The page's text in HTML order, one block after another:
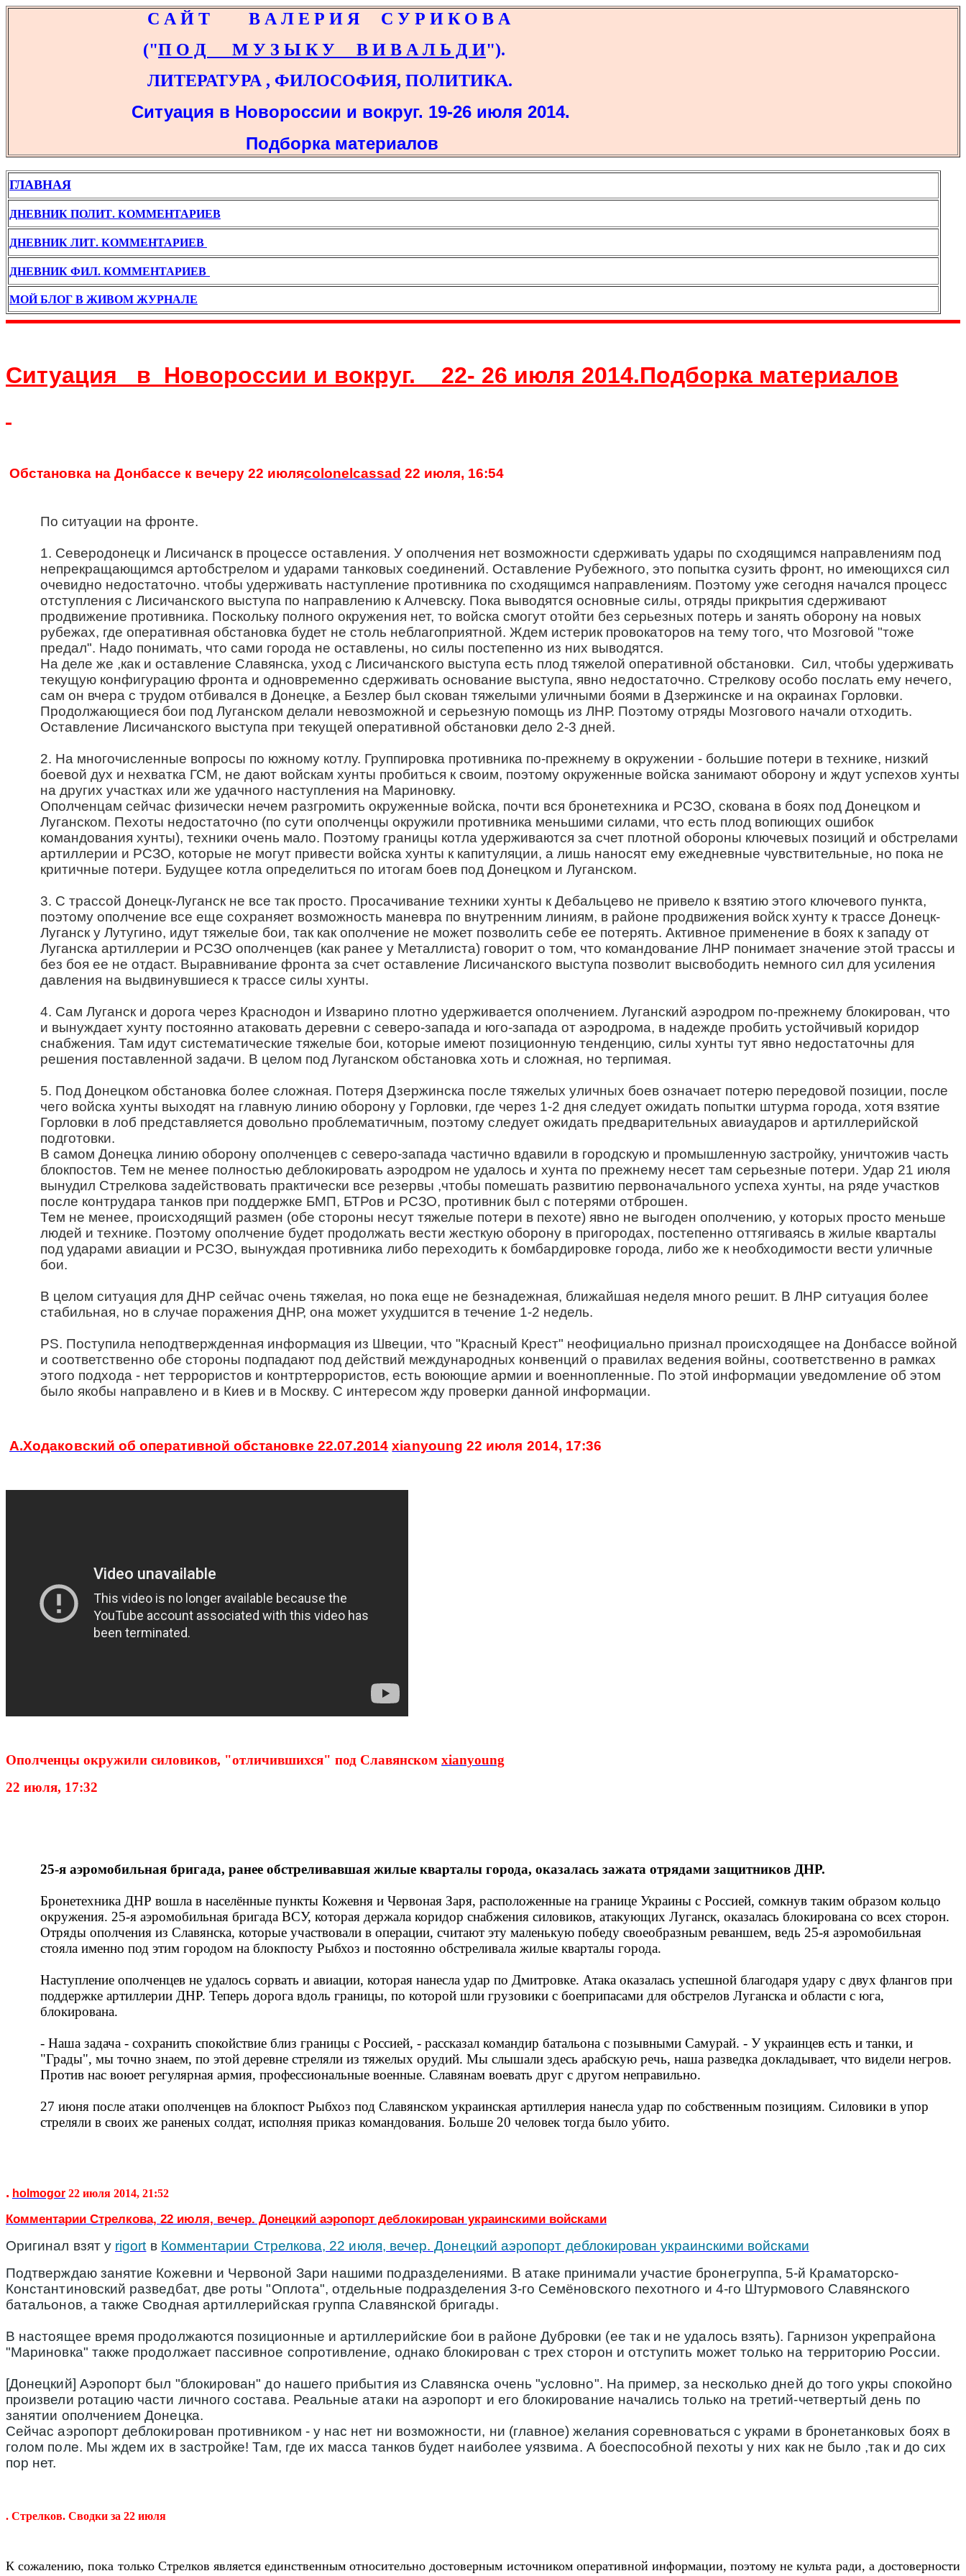
С А Й Т В А Л Е Р И Я С У Р И К О В А
("П О Д М У З Ы К У В И В А Л Ь Д И").
ЛИТЕРАТУРА , ФИЛОСОФИЯ, ПОЛИТИКА.
Ситуация в Новороссии и вокруг. 19-26 июля 2014.
Подборка материалов
ГЛАВНАЯ
ДНЕВНИК ПОЛИТ. КОММЕНТАРИЕВ
ДНЕВНИК ЛИТ. КОММЕНТАРИЕВ
ДНЕВНИК ФИЛ. КОММЕНТАРИЕВ
МОЙ БЛОГ В ЖИВОМ ЖУРНАЛЕ
Ситуация в Новороссии и вокруг. 22- 26 июля 2014.Подборка материалов
Обстановка на Донбассе к вечеру 22 июляcolonelcassad 22 июля, 16:54
По ситуации на фронте.
1. Северодонецк и Лисичанск в процессе оставления. У ополчения нет возможности сдерживать удары по сходящимся направлениям под
непрекращающимся артобстрелом и ударами танковых соединений. Оставление Рубежного, это попытка сузить фронт, но имеющихся сил
очевидно недостаточно. чтобы удерживать наступление противника по сходящимся направлениям. Поэтому уже сегодня начался процесс
отступления с Лисичанского выступа по направлению к Алчевску. Пока выводятся основные силы, отряды прикрытия сдерживают
продвижение противника. Поскольку полного окружения нет, то войска смогут отойти без серьезных потерь и занять оборону на новых
рубежах, где оперативная обстановка будет не столь неблагоприятной. Ждем истерик провокаторов на тему того, что Мозговой "тоже
предал". Надо понимать, что сами города не оставлены, но силы постепенно из них выводятся.
На деле же ,как и оставление Славянска, уход с Лисичанского выступа есть плод тяжелой оперативной обстановки. Сил, чтобы удерживать
текущую конфигурацию фронта и одновременно сдерживать основание выступа, явно недостаточно. Стрелкову особо послать ему нечего,
сам он вчера с трудом отбивался в Донецке, а Безлер был скован тяжелыми уличными боями в Дзержинске и на окраинах Горловки.
Продолжающиеся бои под Луганском делали невозможной и серьезную помощь из ЛНР. Поэтому отряды Мозгового начали отходить.
Оставление Лисичанского выступа при текущей оперативной обстановки дело 2-3 дней.
2. На многочисленные вопросы по южному котлу. Группировка противника по-прежнему в окружении - большие потери в технике, низкий
боевой дух и нехватка ГСМ, не дают войскам хунты пробиться к своим, поэтому окруженные войска занимают оборону и ждут успехов хунты
на других участках или же удачного наступления на Мариновку.
Ополченцам сейчас физически нечем разгромить окруженные войска, почти вся бронетехника и РСЗО, скована в боях под Донецком и
Луганском. Пехоты недостаточно (по сути ополченцы окружили противника меньшими силами, что есть плод вопиющих ошибок
командования хунты), техники очень мало. Поэтому границы котла удерживаются за счет плотной обороны ключевых позиций и обстрелами
артиллерии и РСЗО, которые не могут привести войска хунты к капитуляции, а лишь наносят ему ежедневные чувствительные, но пока не
критичные потери. Будущее котла определиться по итогам боев под Донецком и Луганском.
3. С трассой Донецк-Луганск не все так просто. Просачивание техники хунты к Дебальцево не привело к взятию этого ключевого пункта,
поэтому ополчение все еще сохраняет возможность маневра по внутренним линиям, в районе продвижения войск хунту к трассе Донецк-
Луганск у Лутугино, идут тяжелые бои, так как ополчение не может позволить себе ее потерять. Активное применение в боях к западу от
Луганска артиллерии и РСЗО ополченцев (как ранее у Металлиста) говорит о том, что командование ЛНР понимает значение этой трассы и
без боя ее не отдаст. Выравнивание фронта за счет оставление Лисичанского выступа позволит высвободить немного сил для усиления
давления на выдвинувшиеся к трассе силы хунты.
4. Сам Луганск и дорога через Краснодон и Изварино плотно удерживается ополчением. Луганский аэродром по-прежнему блокирован, что
и вынуждает хунту постоянно атаковать деревни с северо-запада и юго-запада от аэродрома, в надежде пробить устойчивый коридор
снабжения. Там идут систематические тяжелые бои, которые имеют позиционную тенденцию, силы хунты тут явно недостаточны для
решения поставленной задачи. В целом под Луганском обстановка хоть и сложная, но терпимая.
5. Под Донецком обстановка более сложная. Потеря Дзержинска после тяжелых уличных боев означает потерю передовой позиции, после
чего войска хунты выходят на главную линию оборону у Горловки, где через 1-2 дня следует ожидать попытки штурма города, хотя взятие
Горловки в лоб представляется довольно проблематичным, поэтому следует ожидать предварительных авиаударов и артиллерийской
подготовки.
В самом Донецка линию оборону ополченцев с северо-запада частично вдавили в городскую и промышленную застройку, уничтожив часть
блокпостов. Тем не менее полностью деблокировать аэродром не удалось и хунта по прежнему несет там серьезные потери. Удар 21 июля
вынудил Стрелкова задействовать практически все резервы ,чтобы помешать развитию первоначального успеха хунты, на ряде участков
после контрудара танков при поддержке БМП, БТРов и РСЗО, противник был с потерями отброшен.
Тем не менее, происходящий размен (обе стороны несут тяжелые потери в пехоте) явно не выгоден ополчению, у которых просто меньше
людей и технике. Поэтому ополчение будет продолжать вести жесткую оборону в пригородах, постепенно оттягиваясь в жилые кварталы
под ударами авиации и РСЗО, вынуждая противника либо переходить к бомбардировке города, либо же к необходимости вести уличные
бои.
В целом ситуация для ДНР сейчас очень тяжелая, но пока еще не безнадежная, ближайшая неделя много решит. В ЛНР ситуация более
стабильная, но в случае поражения ДНР, она может ухудшится в течение 1-2 недель.
PS. Поступила неподтвержденная информация из Швеции, что "Красный Крест" неофициально признал происходящее на Донбассе войной
и соответственно обе стороны подпадают под действий международных конвенций о правилах ведения войны, соответственно в рамках
этого подхода - нет террористов и контртеррористов, есть воюющие армии и военнопленные. По этой информации уведомление об этом
было якобы направлено и в Киев и в Москву. С интересом жду проверки данной информации.
А.Ходаковский об оперативной обстановке 22.07.2014 xianyoung 22 июля 2014, 17:36
Ополченцы окружили силовиков, "отличившихся" под Славянском xianyoung
22 июля, 17:32
25-я аэромобильная бригада, ранее обстреливавшая жилые кварталы города, оказалась зажата отрядами защитников ДНР.
Бронетехника ДНР вошла в населённые пункты Кожевня и Червоная Заря, расположенные на границе Украины с Россией, сомкнув таким образом кольцо
окружения. 25-я аэромобильная бригада ВСУ, которая держала коридор снабжения силовиков, атакующих Луганск, оказалась блокирована со всех сторон.
Отряды ополчения из Славянска, которые участвовали в операции, считают эту маленькую победу своеобразным реваншем, ведь 25-я аэромобильная
стояла именно под этим городом на блокпосту Рыбхоз и постоянно обстреливала жилые кварталы города.
Наступление ополченцев не удалось сорвать и авиации, которая нанесла удар по Дмитровке. Атака оказалась успешной благодаря удару с двух флангов при
поддержке артиллерии ДНР. Теперь дорога вдоль границы, по которой шли грузовики с боеприпасами для обстрелов Луганска и области с юга,
блокирована.
- Наша задача - сохранить спокойствие близ границы с Россией, - рассказал командир батальона с позывными Самурай. - У украинцев есть и танки, и
"Грады", мы точно знаем, по этой деревне стреляли из тяжелых орудий. Мы слышали здесь арабскую речь, наша разведка докладывает, что видели негров.
Против нас воюет регулярная армия, профессиональные военные. Славянам воевать друг с другом неправильно.
27 июня после атаки ополченцев на блокпост Рыбхоз под Славянском украинская артиллерия нанесла удар по собственным позициям. Силовики в упор
стреляли в своих же раненых солдат, исполняя приказ командования. Больше 20 человек тогда было убито.
. holmogor 22 июля 2014, 21:52
Комментарии Стрелкова, 22 июля, вечер. Донецкий аэропорт деблокирован украинскими войсками
Оригинал взят у rigort в Комментарии Стрелкова, 22 июля, вечер. Донецкий аэропорт деблокирован украинскими войсками
Подтверждаю занятие Кожевни и Червоной Зари нашими подразделениями. В атаке принимали участие бронегруппа, 5-й Краматорско-
Константиновский разведбат, две роты "Оплота", отдельные подразделения 3-го Семёновского пехотного и 4-го Штурмового Славянского
батальонов, а также Сводная артиллерийская группа Славянской бригады.
В настоящее время продолжаются позиционные и артиллерийские бои в районе Дубровки (ее так и не удалось взять). Гарнизон укрепрайона
"Мариновка" также продолжает пассивное сопротивление, однако блокирован с трех сторон и отступить может только на территорию России.
[Донецкий] Аэропорт был "блокирован" до нашего прибытия из Славянска очень "условно". На пример, за несколько дней до того укры спокойно
произвели ротацию части личного состава. Реальные атаки на аэропорт и его блокирование начались только на третий-четвертый день по
занятии ополчением Донецка.
Сейчас аэропорт деблокирован противником - у нас нет ни возможности, ни (главное) желания соревноваться с украми в бронетанковых боях в
голом поле. Мы ждем их в застройке! Там, где их масса танков будет наиболее уязвима. А боеспособной пехоты у них как не было ,так и до сих
пор нет.
. Стрелков. Сводки за 22 июля
К сожалению, пока только Стрелков является единственным относительно достоверным источником оперативной информации, поэтому не культа ради, а достоверности